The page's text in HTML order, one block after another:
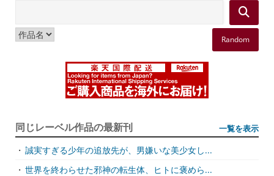
Random
同じレーベル作品の最新刊 一覧を表示
・ 誠実すぎる少年の追放先が、男嫌いな美少女し...
・ 世界を終わらせた邪神の転生体、ヒトに褒めら...